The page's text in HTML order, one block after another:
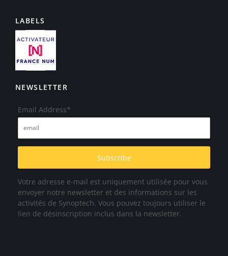
LABELS
NEWSLETTER
Email Address*
Votre adresse e-mail est uniquement utilisée pour vous
envoyer notre newsletter et des informations sur les
activités de Synoptech. Vous pouvez toujours utiliser le
lien de désinscription inclus dans la newsletter.